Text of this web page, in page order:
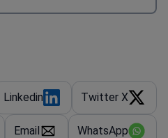
Twitter X
Linkedin
WhatsApp
Email